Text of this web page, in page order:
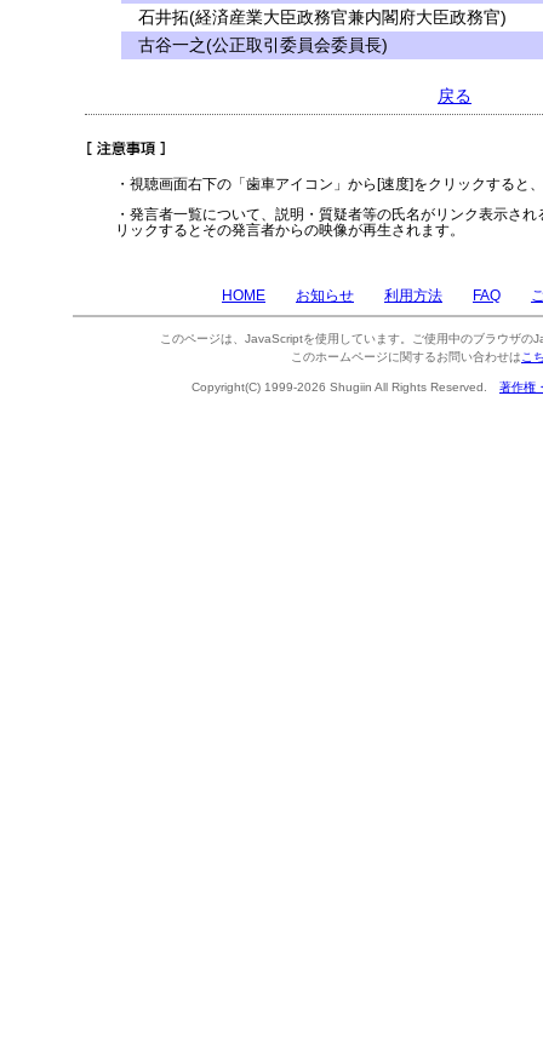
石井拓(経済産業大臣政務官兼内閣府大臣政務官)
古谷一之(公正取引委員会委員長)
戻る
・視聴画面右下の「歯車アイコン」から[速度]をクリックすると
・発言者一覧について、説明・質疑者等の氏名がリンク表示さ
リックするとその発言者からの映像が再生されます。
HOME お知らせ 利用方法 FAQ
このページは、JavaScriptを使用しています。ご使用中のブラウザの
このホームページに関するお問い合わせは こ
Copyright(C) 1999-2026 Shugiin All Rights Reserved. 著作権